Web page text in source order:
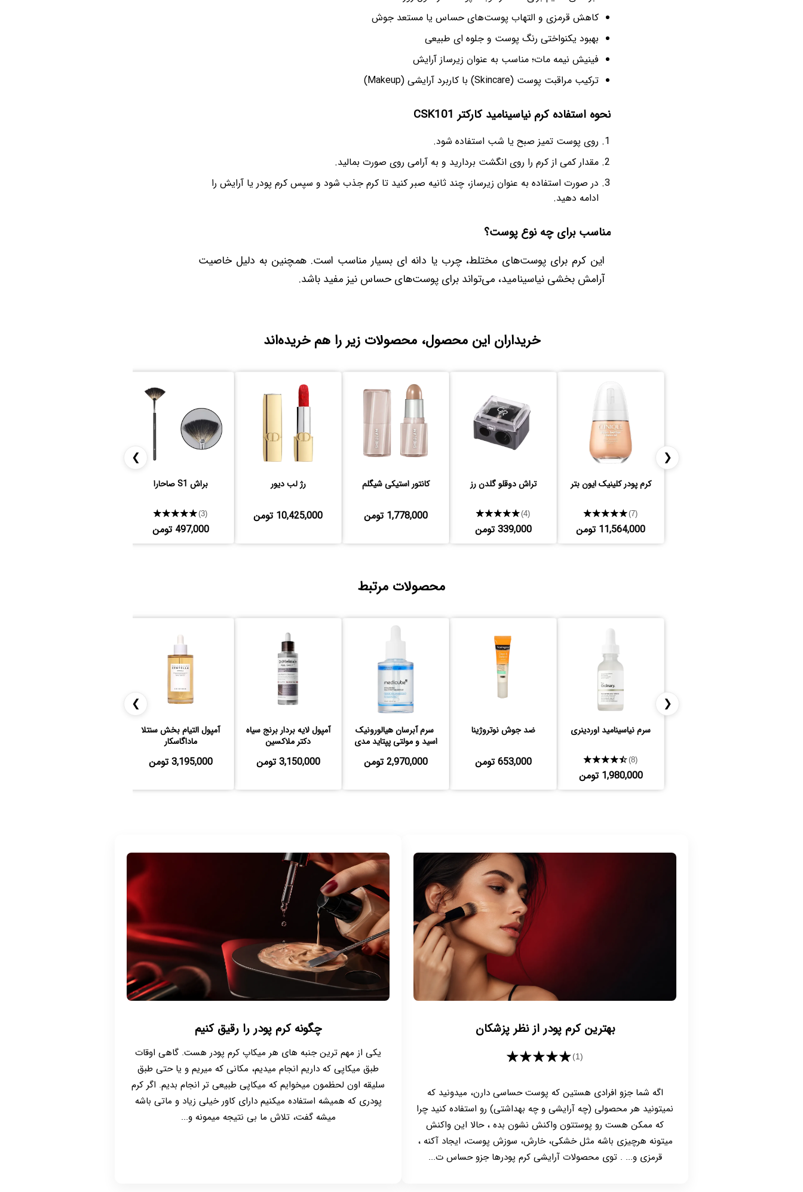
کاهش قرمزی و التهاب پوست‌های حساس یا مستعد جوش
بهبود یکنواختی رنگ پوست و جلوه‌ ای طبیعی
فینیش نیمه‌ مات؛ مناسب به‌ عنوان زیرساز آرایش
ترکیب مراقبت پوست (Skincare) با کاربرد آرایشی (Makeup)
نحوه استفاده کرم نیاسینامید کارکتر CSK101
روی پوست تمیز صبح یا شب استفاده شود.
مقدار کمی از کرم را روی انگشت بردارید و به آرامی روی صورت بمالید.
در صورت استفاده به‌ عنوان زیرساز، چند ثانیه صبر کنید تا کرم جذب شود و سپس کرم‌ پودر یا آرایش را
ادامه دهید.
مناسب برای چه نوع پوست؟
این کرم برای پوست‌های مختلط، چرب یا دانه‌ ای بسیار مناسب است. همچنین به‌ دلیل خاصیت
آرامش‌ بخشی نیاسینامید، می‌تواند برای پوست‌های حساس نیز مفید باشد.
خریداران این محصول، محصولات زیر را هم خریده‌اند
❮
کرم پودر کلینیک ایون بتر
★★★★★(7)
11,564,000 تومن
تراش دوقلو گلدن رز
★★★★★(4)
339,000 تومن
کانتور استیکی شیگلم
1,778,000 تومن
رژ لب دیور
10,425,000 تومن
براش S1 صاحارا
★★★★★(3)
497,000 تومن
❯
محصولات مرتبط
❮
سرم نیاسینامید اوردینری
★★★★★(8)
1,980,000 تومن
ضد جوش نوتروژینا
653,000 تومن
️ سرم آبرسان هیالورونیک
اسید و مولتی پپتاید مدی
2,970,000 تومن
آمپول لایه بردار برنج سیاه
دکتر ملاکسین
3,150,000 تومن
آمپول التیام بخش سنتلا
ماداگاسکار
3,195,000 تومن
❯
بهترین کرم پودر از نظر پزشکان
★★★★★(1)
اگه شما جزو افرادی هستین که پوست حساسی دارن، میدونید که
نمیتونید هر محصولی (چه آرایشی و چه بهداشتی) رو استفاده کنید چرا
که ممکن هست رو پوستتون واکنش نشون بده ، حالا این واکنش
میتونه هرچیزی باشه مثل خشکی، خارش، سوزش پوست، ایجاد آکنه ،
قرمزی و... . توی محصولات آرایشی کرم پودرها جزو حساس ت...
چگونه کرم پودر را رقیق کنیم
یکی از مهم ترین جنبه های هر میکاپ کرم پودر هست. گاهی اوقات
طبق میکاپی که داریم انجام میدیم، مکانی که میریم و یا حتی طبق
سلیقه اون لحظمون میخوایم که میکاپی طبیعی تر انجام بدیم. اگر کرم
پودری که همیشه استفاده میکنیم دارای کاور خیلی زیاد و ماتی باشه
میشه گفت، تلاش ما بی نتیجه میمونه و...